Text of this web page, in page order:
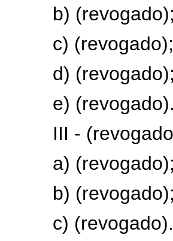
b) (revogado);
c) (revogado);
d) (revogado);
e) (revogado).
III -
a) (revogado);
b) (revogado);
c) (revogado).